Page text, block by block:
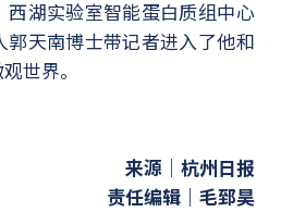
西湖实验室智能蛋白质组中心
郭天南博士带记者进入了他和
世界。
来源｜杭州日报
责任编辑｜毛郅昊